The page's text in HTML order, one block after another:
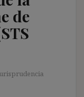
de